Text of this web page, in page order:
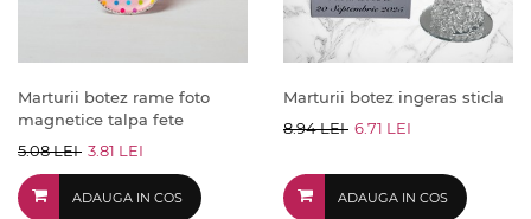
Marturii botez rame foto
magnetice talpa fete
5.08 LEI 3.81 LEI
ADAUGA IN COS
Marturii botez ingeras sticla
8.94 LEI 6.71 LEI
ADAUGA IN COS